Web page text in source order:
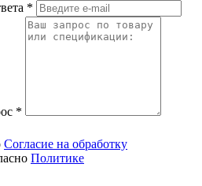
*
*
Согласие на обработку
Политике